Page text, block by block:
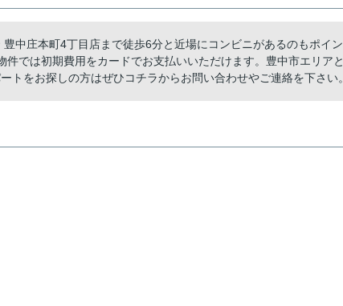
中庄本町4丁目店まで徒歩6分と近場にコンビニがあるのもポイン
では初期費用をカードでお支払いいただけます。豊中市エリアと
トをお探しの方はぜひコチラからお問い合わせやご連絡を下さい。